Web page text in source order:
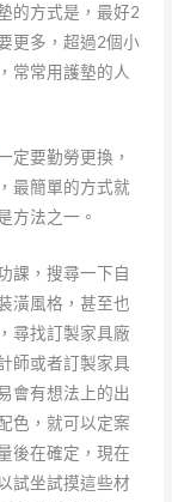
的方式是，最好2
更多，超過2個小
常常用護墊的人
定要勤勞更換，
最簡單的方式就
方法之一。
課，搜尋一下自
潢風格，甚至也
尋找訂製家具廠
師或者訂製家具
會有想法上的出
色，就可以定案
後在確定，現在
試坐試摸這些材